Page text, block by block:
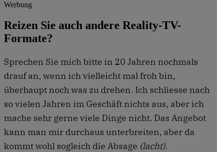
Werbung
Reizen Sie auch andere Reality-TV-
Formate?
Sprechen Sie mich bitte in 20 Jahren nochmals
drauf an, wenn ich vielleicht mal froh bin,
überhaupt noch was zu drehen. Ich schliesse nach
so vielen Jahren im Geschäft nichts aus, aber ich
mache sehr gerne viele Dinge nicht. Das Angebot
kann man mir durchaus unterbreiten, aber da
kommt wohl sogleich die Absage (lacht).